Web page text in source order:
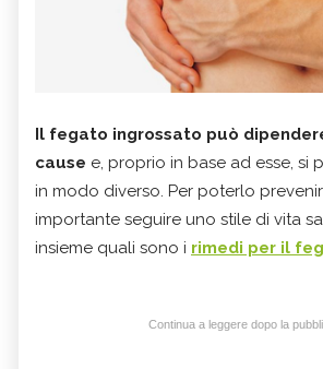
Il fegato ingrossato può
cause e, proprio in base ad esse, si
in modo diverso. Per poterlo
importante seguire uno stile di vita
insieme quali sono i rimedi per il
Continua a leggere dopo la